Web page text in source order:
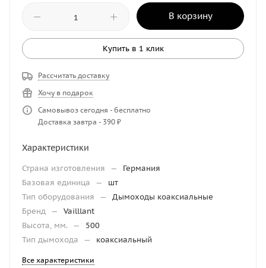
В корзину
Купить в 1 клик
Рассчитать доставку
Хочу в подарок
Самовывоз сегодня - бесплатно
Доставка завтра - 390 ₽
Характеристики
Страна изготовления —
Германия
Базовая единица
—
шт
Тип оборудования
—
Дымоходы коаксиальные
Бренд —
Vailllant
Высота, мм.
—
500
Тип дымохода
— коаксиальный
Все характеристики